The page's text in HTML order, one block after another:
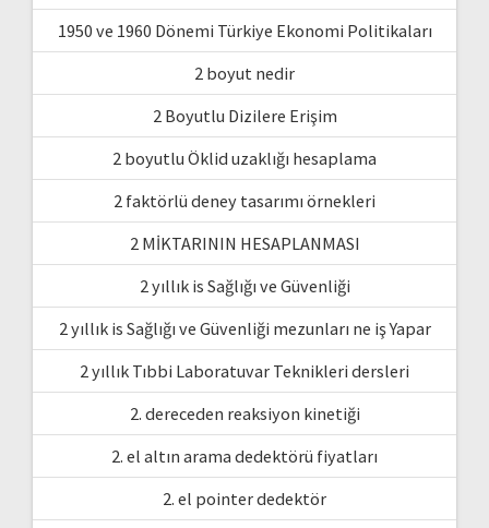
1950 ve 1960 Dönemi Türkiye Ekonomi Politikaları
2 boyut nedir
2 Boyutlu Dizilere Erişim
2 boyutlu Öklid uzaklığı hesaplama
2 faktörlü deney tasarımı örnekleri
2 MİKTARININ HESAPLANMASI
2 yıllık is Sağlığı ve Güvenliği
2 yıllık is Sağlığı ve Güvenliği mezunları ne iş Yapar
2 yıllık Tıbbi Laboratuvar Teknikleri dersleri
2. dereceden reaksiyon kinetiği
2. el altın arama dedektörü fiyatları
2. el pointer dedektör